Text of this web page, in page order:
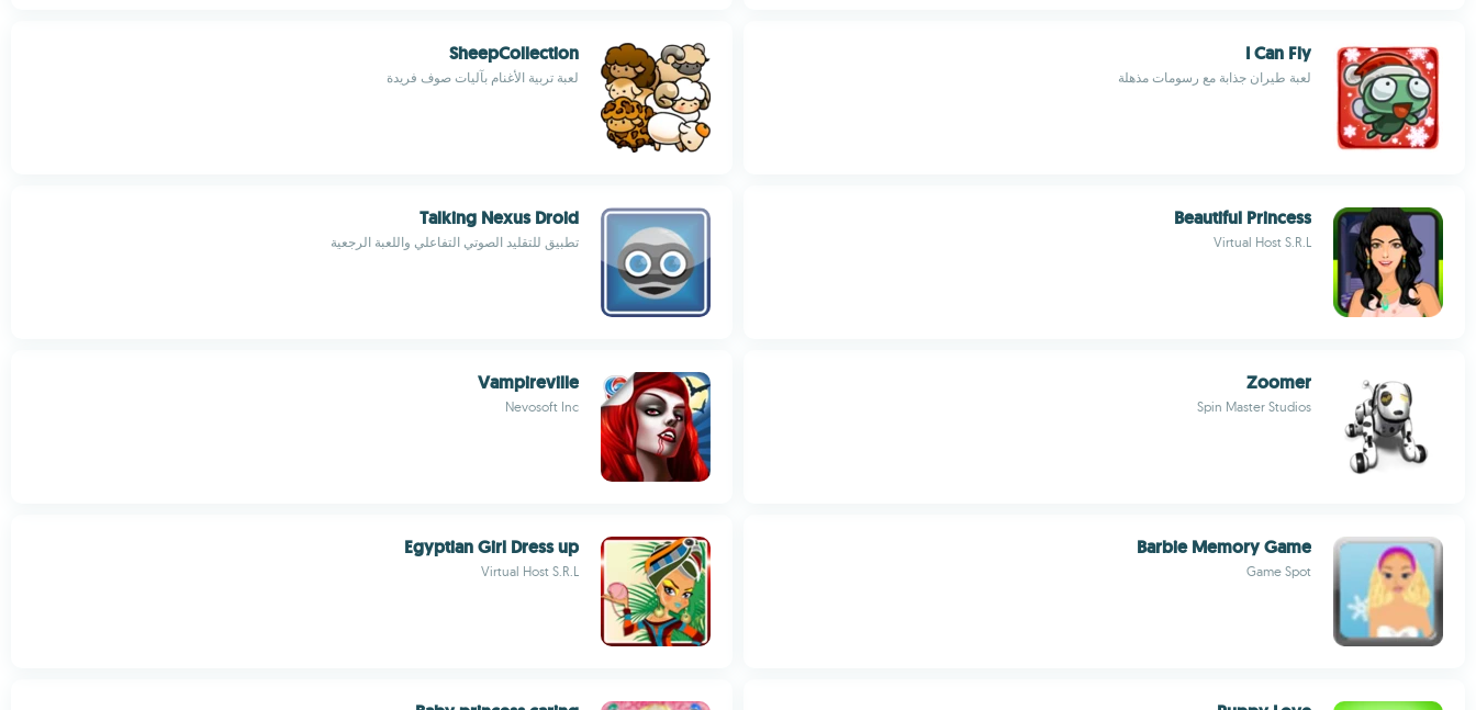
I Can Fly
لعبة طيران جذابة مع رسومات مذهلة
SheepCollection
لعبة تربية الأغنام بآليات صوف فريدة
Beautiful Princess
Virtual Host S.R.L
Talking Nexus Droid
تطبيق للتقليد الصوتي التفاعلي واللعبة الرجعية
Zoomer
Spin Master Studios
Vampireville
Nevosoft Inc
Barbie Memory Game
Game Spot
Egyptian Girl Dress up
Virtual Host S.R.L